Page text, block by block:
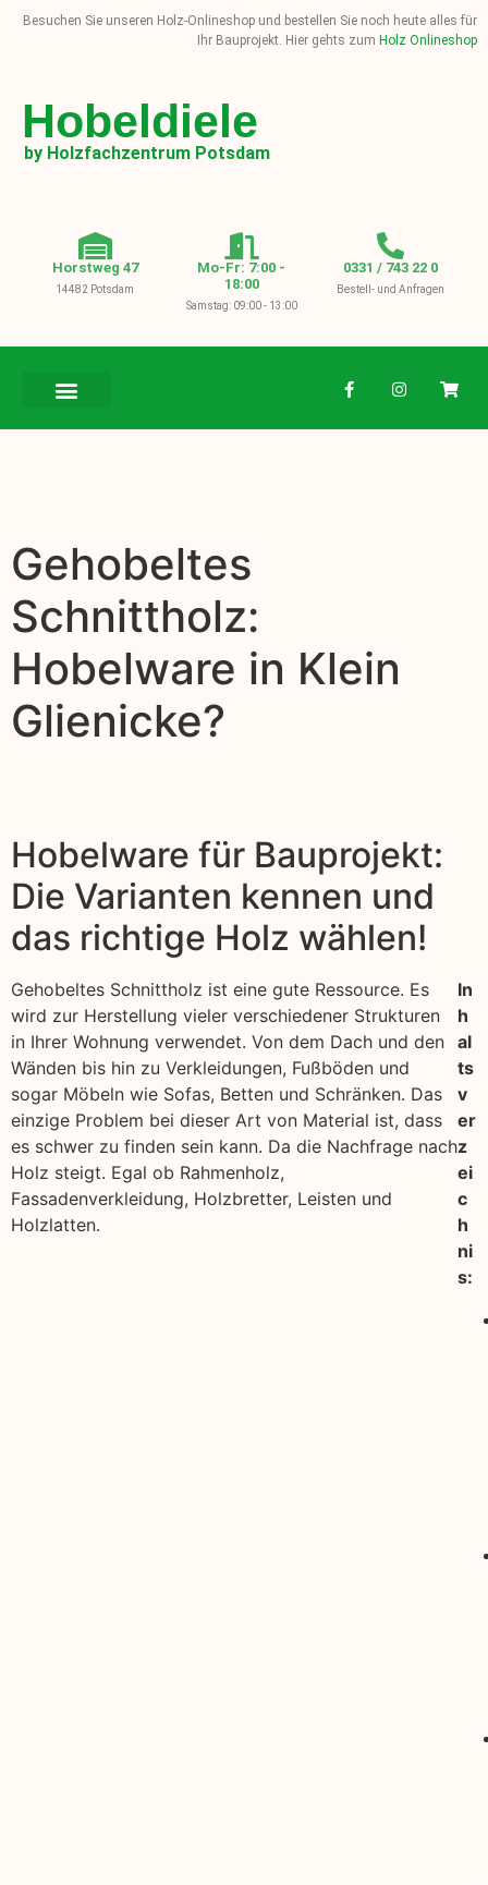
Besuchen Sie unseren Holz-Onlineshop und bestellen Sie noch heute alles für
Ihr Bauprojekt. Hier gehts zum Holz Onlineshop
Hobeldiele
by Holzfachzentrum Potsdam
Horstweg 47
14482 Potsdam
Mo-Fr: 7:00 -
18:00
Samstag: 09:00 - 13:00
0331 / 743 22 0
Bestell- und Anfragen
Gehobeltes
Schnittholz:
Hobelware in Klein
Glienicke?
Hobelware für Bauprojekt:
Die Varianten kennen und
das richtige Holz wählen!
Gehobeltes Schnittholz ist eine gute Ressource. Es
wird zur Herstellung vieler verschiedener Strukturen
in Ihrer Wohnung verwendet. Von dem Dach und den
Wänden bis hin zu Verkleidungen, Fußböden und
sogar Möbeln wie Sofas, Betten und Schränken. Das
einzige Problem bei dieser Art von Material ist, dass
es schwer zu finden sein kann. Da die Nachfrage nach
Holz steigt. Egal ob Rahmenholz,
Fassadenverkleidung, Holzbretter, Leisten und
Holzlatten.
In
h
al
ts
v
er
z
ei
c
h
ni
s: